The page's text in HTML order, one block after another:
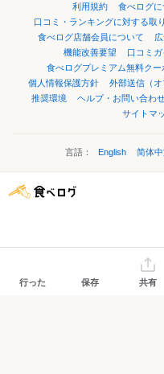
利用規約 食べログに
口コミ・ランキングに対する取
食べログ店舗会員について
機能改善要望
口コミ
食べログプレミアム無料クー
個人情報保護方針
外部送信（オ
推奨環境
ヘルプ・お問い合わ
サイトマ
言語： English 简体
行った 保存 共有